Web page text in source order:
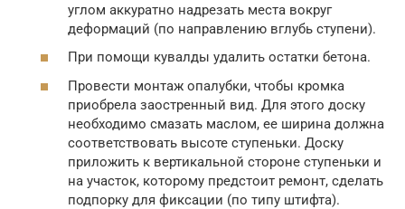
углом аккуратно надрезать места вокруг
деформаций (по направлению вглубь ступени).
При помощи кувалды удалить остатки бетона.
Провести монтаж опалубки, чтобы кромка
приобрела заостренный вид. Для этого доску
необходимо смазать маслом, ее ширина должна
соответствовать высоте ступеньки. Доску
приложить к вертикальной стороне ступеньки и
на участок, которому предстоит ремонт, сделать
подпорку для фиксации (по типу штифта).